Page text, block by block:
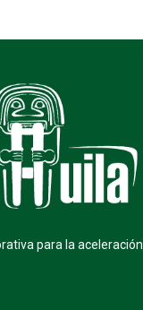
para la aceleración